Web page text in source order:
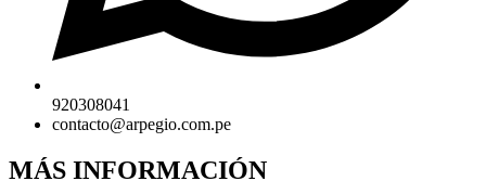
920308041
contacto@arpegio.com.pe
MÁS INFORMACIÓN